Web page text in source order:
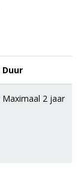
Duur
Maximaal 2 jaar